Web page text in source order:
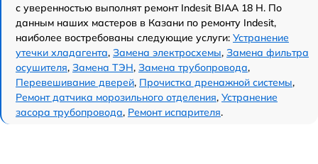
с уверенностью выполнят ремонт Indesit BIAA 18 H. По
данным наших мастеров в Казани по ремонту Indesit,
наиболее востребованы следующие услуги: Устранение
утечки хладагента, Замена электросхемы, Замена фильтра
осушителя, Замена ТЭН, Замена трубопровода,
Перевешивание дверей, Прочистка дренажной системы,
Ремонт датчика морозильного отделения, Устранение
засора трубопровода, Ремонт испарителя.